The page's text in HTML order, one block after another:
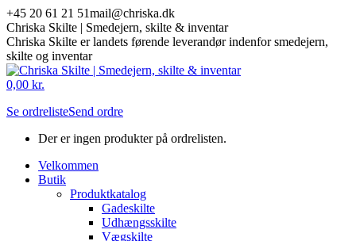
Skip
to
content
+45 20 61 21 51mail@chriska.dk
Chriska Skilte | Smedejern, skilte & inventar
Chriska Skilte er landets førende leverandør indenfor smedejern,
skilte og inventar
Mail
opens
new
Facebook
opens
new
0,00 kr.
Se ordrelisteSend ordre
Der er ingen produkter på ordrelisten.
Velkommen
Butik
Produktkatalog
Gadeskilte
Udhængsskilte
Vægskilte